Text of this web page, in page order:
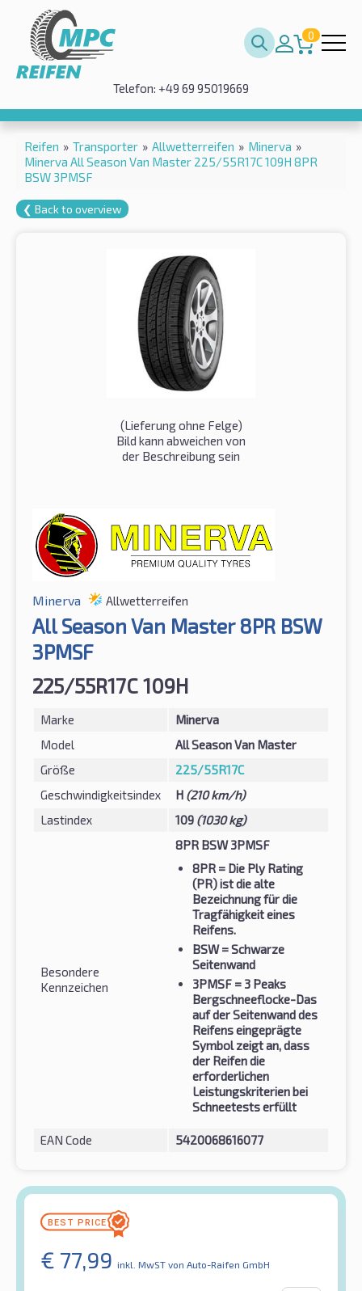
0
Telefon: +49 69 95019669
Reifen » Transporter » Allwetterreifen » Minerva »
Minerva All Season Van Master 225/55R17C 109H 8PR
BSW 3PMSF
❮ Back to overview
(Lieferung ohne Felge)
Bild kann abweichen von
der Beschreibung sein
Minerva Allwetterreifen
All Season Van Master 8PR BSW
3PMSF
225/55R17C 109H
Marke
Minerva
Model
All Season Van Master
Größe
225/55R17C
Geschwindigkeitsindex
H (210 km/h)
Lastindex
109 (1030 kg)
Besondere
Kennzeichen
8PR BSW 3PMSF
8PR = Die Ply Rating
(PR) ist die alte
Bezeichnung für die
Tragfähigkeit eines
Reifens.
BSW= Schwarze
Seitenwand
3PMSF = 3 Peaks
Bergschneeflocke-Das
auf der Seitenwand des
Reifens eingeprägte
Symbol zeigt an, dass
der Reifen die
erforderlichen
Leistungskriterien bei
Schneetests erfüllt
EAN Code 5420068616077
€ 77,99 inkl. MwST von Auto-Raifen GmbH